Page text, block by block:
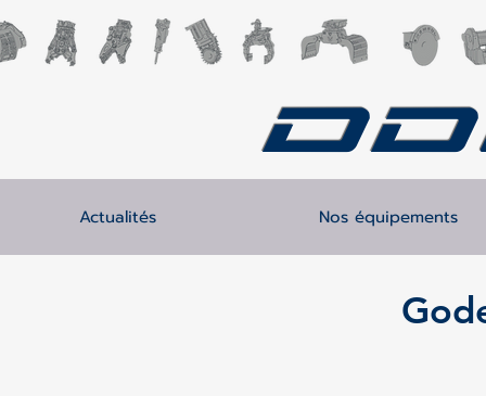
Actualités Nos équipements